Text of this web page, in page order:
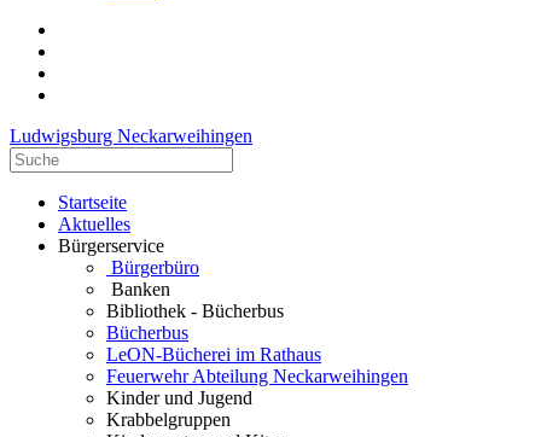
Ludwigsburg Neckarweihingen
Startseite
Aktuelles
Bürgerservice
Bürgerbüro
Banken
Bibliothek - Bücherbus
Bücherbus
LeON-Bücherei im Rathaus
Feuerwehr Abteilung Neckarweihingen
Kinder und Jugend
Krabbelgruppen